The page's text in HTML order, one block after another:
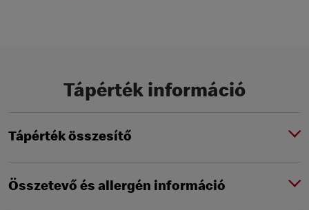
Tápérték információ
Tápérték összesítő
Összetevő és allergén információ